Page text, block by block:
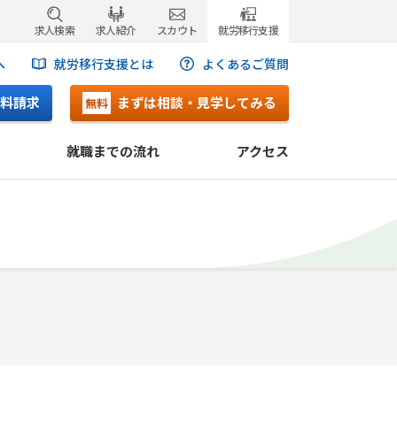
求人検索 求人紹介 スカウト 就労移行支援
就労移行支援とは よくあるご質問
請求 無料 まずは相談・見学してみる
就職までの流れ アクセス